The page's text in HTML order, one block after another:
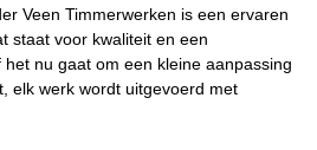
Veen Timmerwerken is een ervaren
staat voor kwaliteit en een
nu gaat om een kleine aanpassing
elk werk wordt uitgevoerd met